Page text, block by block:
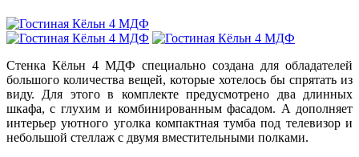
Стенка Кёльн 4 МДФ специально создана для обладателей
большого количества вещей, которые хотелось бы спрятать из
виду. Для этого в комплекте предусмотрено два длинных
шкафа, с глухим и комбинированным фасадом. А дополняет
интерьер уютного уголка компактная тумба под телевизор и
небольшой стеллаж с двумя вместительными полками.